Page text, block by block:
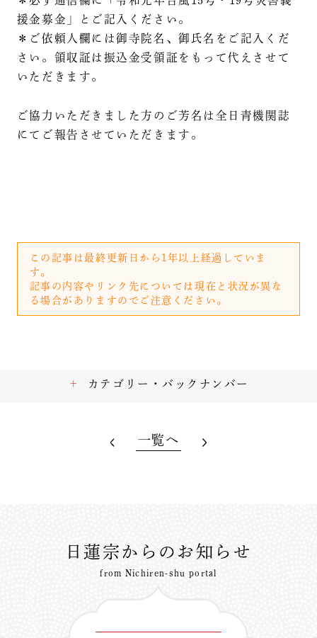
援金募金」とご記入ください。
＊ご依頼人欄には御寺院名、御氏名をご記入くだ
さい。領収証は振込金受領証をもって代えさせて
いただきます。
ご協力いただきました方のご芳名は全日青機関誌
にてご報告させていただきます。
この記事は最終更新日から1年以上経過していま
す。
記事の内容やリンク先については現在と状況が異な
る場合がありますのでご注意ください。
カテゴリー・バックナンバー
一覧へ
日蓮宗からのお知らせ
from Nichiren-shu portal